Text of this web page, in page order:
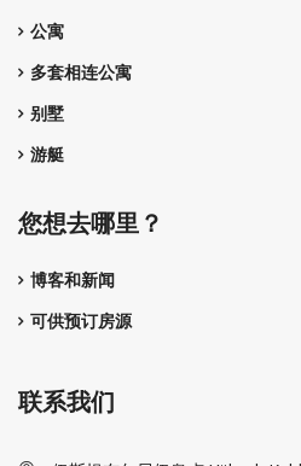
公寓
多套相连公寓
别墅
游艇
您想去哪里？
博客和新闻
可供预订房源
联系我们